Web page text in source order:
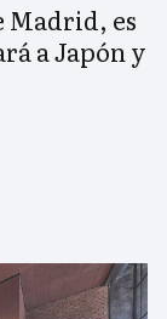
Madrid, es
a Japón y